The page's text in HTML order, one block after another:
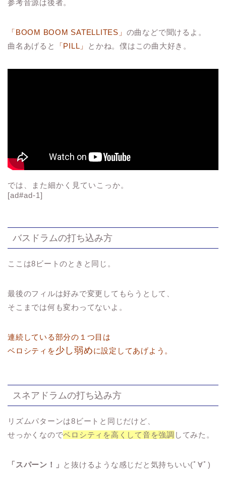
参考音源は後者。
「BOOM BOOM SATELLITES」 の曲などで聞けるよ。
曲名あげると
「PILL」 とかね。僕はこの曲大好き。
では、また細かく見ていこっか。
[ad#ad-1]
バスドラムの打ち込み方
ここは8ビートのときと同じ。
最後のフィルは好みで変更してもらうとして、
そこまでは何も変わってないよ。
連続している部分の１つ目は
ベロシティを少し弱めに設定してあげよう。
スネアドラムの打ち込み方
リズムパターンは8ビートと同じだけど、
せっかくなのでベロシティを高くして音を強調 してみた。
「スパーン！」 と抜けるような感じだと気持ちいい(ﾟ∀ﾟ)